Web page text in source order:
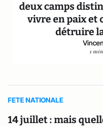
deux camps
vivre en paix et
détruire
1
FETE NATIONALE
14 juillet : mais